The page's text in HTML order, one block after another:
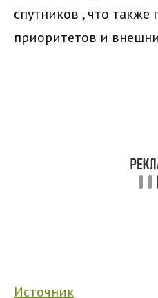
спутников , что также
приоритетов и
Источник